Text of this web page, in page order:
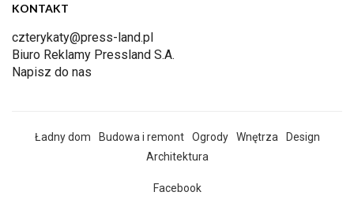
KONTAKT
czterykaty@press-land.pl
Biuro Reklamy Pressland S.A.
Napisz do nas
Ładny dom Budowa i remont Ogrody Wnętrza
Design
Architektura
Facebook